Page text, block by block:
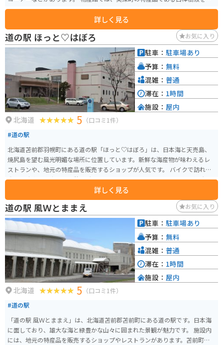
ったジュースやお菓子、地元産の新鮮な野菜などが販売されています。レス
トランでは、美深産の食材を使った料理を楽しむことができます。 また、道
の駅 びふかには、オートキャンプ場も併設されています。 バイクで訪れる場
合、国道40号線を走行すると、道の駅 びふかに到着します。駐車場も広々と
しているので、バイクを停める場所にも困りません。 美深町は、北海道の中
でも特に自然豊かな地域として知られており、周囲には、大自然を満喫でき
る観光スポットがたくさんあります。 道の駅 びふかで休憩を挟みながら、ツ
ーリングを楽しむのも良いでしょう。
詳しく見る
道の駅 ほっと♡はぼろ お気に入り
北海道 5 （口コミ1件）
#道の駅
北海道苫前郡羽幌町にある道の駅「ほっと♡はぼろ」は、日本海と天売島、
焼尻島を望む風光明媚な場所に位置しています。新鮮な海産物が味わえるレ
ストランや、地元の特産品を販売するショップが人気です。 バイクで訪れる
際は、駐車場も広く、休憩場所としても最適です。周辺には、夕陽の名所と
して知られる「はぼろサンセットビーチ」や、奇岩が連なる海岸線が続く
「羽幌シーサイドパーク」など、ツーリングスポットも充実しています。 道
の駅で購入できる羽幌町名産の「甘エビ」は、ぜひお土産にどうぞ。
詳しく見る
駐車： 駐車場あり
予算： 無料
混雑： 普通
滞在： 1時間
施設： 屋内
道の駅 風Ｗとままえ お気に入り
北海道 5 （口コミ1件）
#道の駅
「道の駅 風Ｗとままえ」は、北海道苫前郡苫前町にある道の駅です。日本海
に面しており、雄大な海と緑豊かな山々に囲まれた景観が魅力です。 施設内
には、地元の特産品を販売するショップやレストランがあります。苫前町の
駐車： 駐車場あり
予算： 無料
混雑： 普通
滞在： 1時間
施設： 屋内